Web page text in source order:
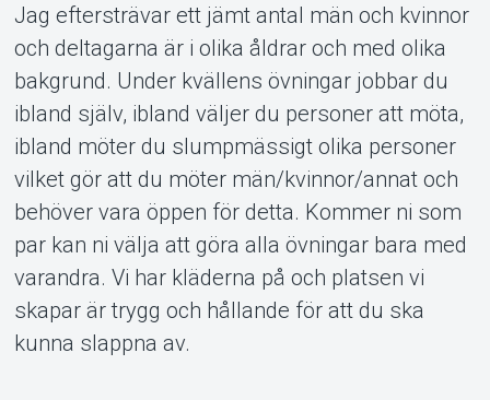
Jag eftersträvar ett jämt antal män och kvinnor
och deltagarna är i olika åldrar och med olika
bakgrund. Under kvällens övningar jobbar du
ibland själv, ibland väljer du personer att möta,
ibland möter du slumpmässigt olika personer
vilket gör att du möter män/kvinnor/annat och
behöver vara öppen för detta. Kommer ni som
par kan ni välja att göra alla övningar bara med
varandra. Vi har kläderna på och platsen vi
skapar är trygg och hållande för att du ska
kunna slappna av.